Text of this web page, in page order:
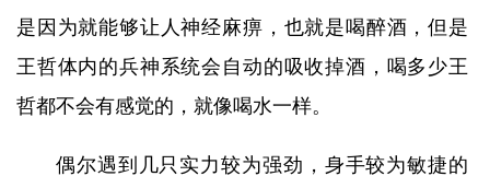
是因为就能够让人神经麻痹，也就是喝醉酒，但是
王哲体内的兵神系统会自动的吸收掉酒，喝多少王
哲都不会有感觉的，就像喝水一样。
偶尔遇到几只实力较为强劲，身手较为敏捷的